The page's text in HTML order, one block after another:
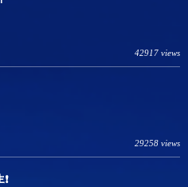
42917 views
29258 views